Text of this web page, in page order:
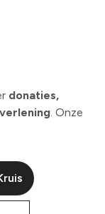
donaties,
. Onze